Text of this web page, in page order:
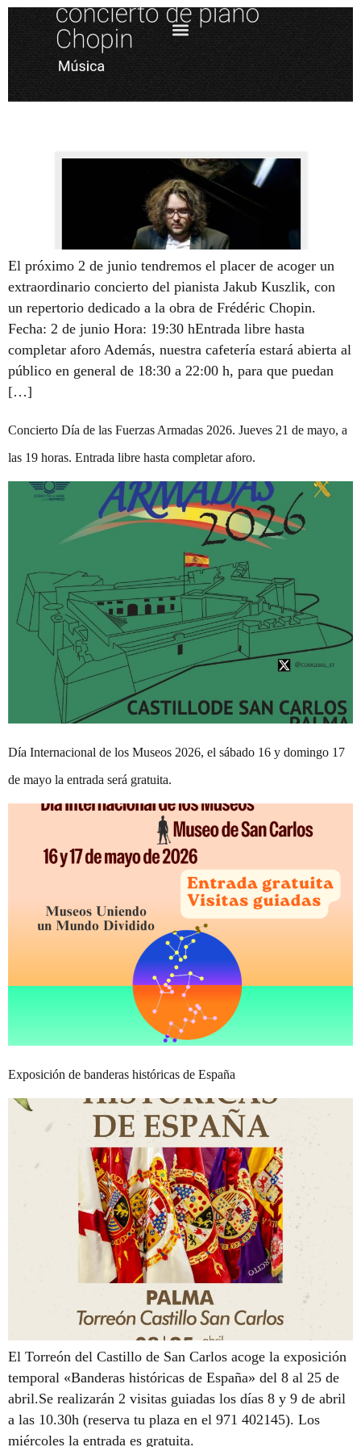
El próximo 2 de junio tendremos el placer de acoger un
extraordinario concierto del pianista Jakub Kuszlik, con
un repertorio dedicado a la obra de Frédéric Chopin.
Fecha: 2 de junio Hora: 19:30 hEntrada libre hasta
completar aforo Además, nuestra cafetería estará abierta al
público en general de 18:30 a 22:00 h, para que puedan
[…]
Concierto Día de las Fuerzas Armadas 2026. Jueves 21 de mayo, a
las 19 horas. Entrada libre hasta completar aforo.
Día Internacional de los Museos 2026, el sábado 16 y domingo 17
de mayo la entrada será gratuita.
Exposición de banderas históricas de España
El Torreón del Castillo de San Carlos acoge la exposición
temporal «Banderas históricas de España» del 8 al 25 de
abril.Se realizarán 2 visitas guiadas los días 8 y 9 de abril
a las 10.30h (reserva tu plaza en el 971 402145). Los
miércoles la entrada es gratuita.